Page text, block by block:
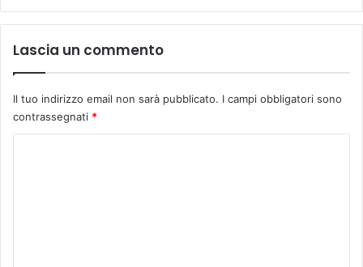
r
t
t
o
U
S
"Lascia un commento
Il tuo indirizzo email non sarà pubblicato. I campi obbligatori sono
contrassegnati *